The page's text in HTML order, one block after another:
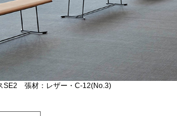
SE2 張材：レザー・C-12(No.3)